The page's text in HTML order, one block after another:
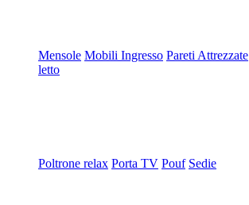
Mensole Mobili Ingresso Pareti Attrezzate
letto
Poltrone relax Porta TV Pouf Sedie